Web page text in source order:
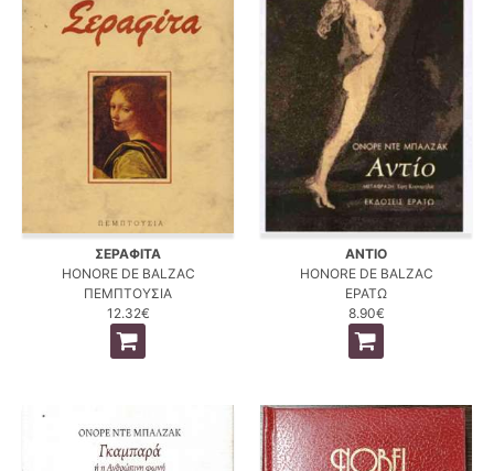
ΣΕΡΑΦΙΤΑ
HONORE DE BALZAC
ΠΕΜΠΤΟΥΣΙΑ
12.32€
ΑΝΤΙΟ
HONORE DE BALZAC
ΕΡΑΤΩ
8.90€